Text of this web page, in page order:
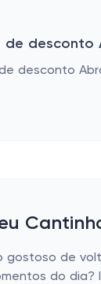
de desconto
gostoso de
do